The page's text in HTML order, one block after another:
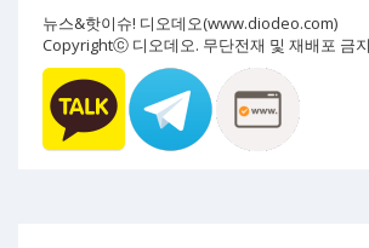
뉴스&핫이슈! 디오데오(www.diodeo.com)
Copyrightⓒ 디오데오. 무단전재 및 재배포 금지